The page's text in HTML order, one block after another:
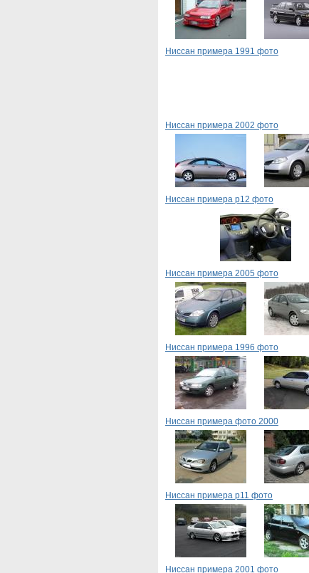
Ниссан примера 1991 фото
Ниссан примера 2002 фото
Ниссан примера p12 фото
Ниссан примера 2005 фото
Ниссан примера 1996 фото
Ниссан примера фото 2000
Ниссан примера р11 фото
Ниссан примера 2001 фото